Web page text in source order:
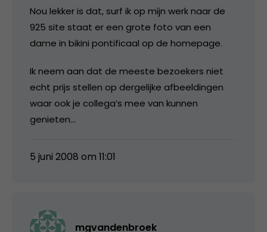
Nou lekker is dat, surf ik op mijn werk naar de
925 site staat er een grote foto van een
dame in bikini pontificaal op de homepage.
Ik neem aan dat de meeste bezoekers niet
echt prijs stellen op dergelijke afbeeldingen
waar ook je collega’s mee van kunnen
genieten…
5 juni 2008 om 11:01
mgvandenbroek